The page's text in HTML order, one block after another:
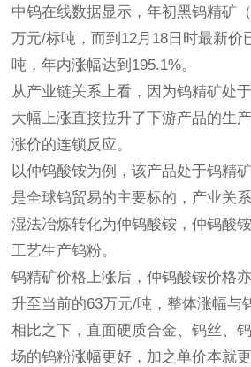
中钨在线数据显示，年初黑钨精矿
万元/标吨，而到12月18日时最新价
吨，年内涨幅达到195.1%。
从产业链关系上看，因为钨精矿处
大幅上涨直接拉升了下游产品的生
涨价的连锁反应。
以仲钨酸铵为例，该产品处于钨精
是全球钨贸易的主要标的，产业关
湿法冶炼转化为仲钨酸铵，仲钨酸
工艺生产钨粉。
钨精矿价格上涨后，仲钨酸铵价格
升至当前的63万元/吨，整体涨幅与
相比之下，直面硬质合金、钨丝、
场的钨粉涨幅更好，加之单价本就